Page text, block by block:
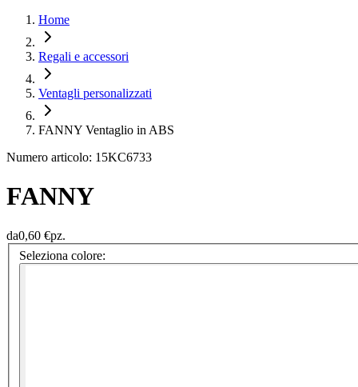
Home
Regali e accessori
Ventagli personalizzati
FANNY Ventaglio in ABS
Numero articolo: 15KC6733
FANNY
da0,60 €pz.
Seleziona colore: